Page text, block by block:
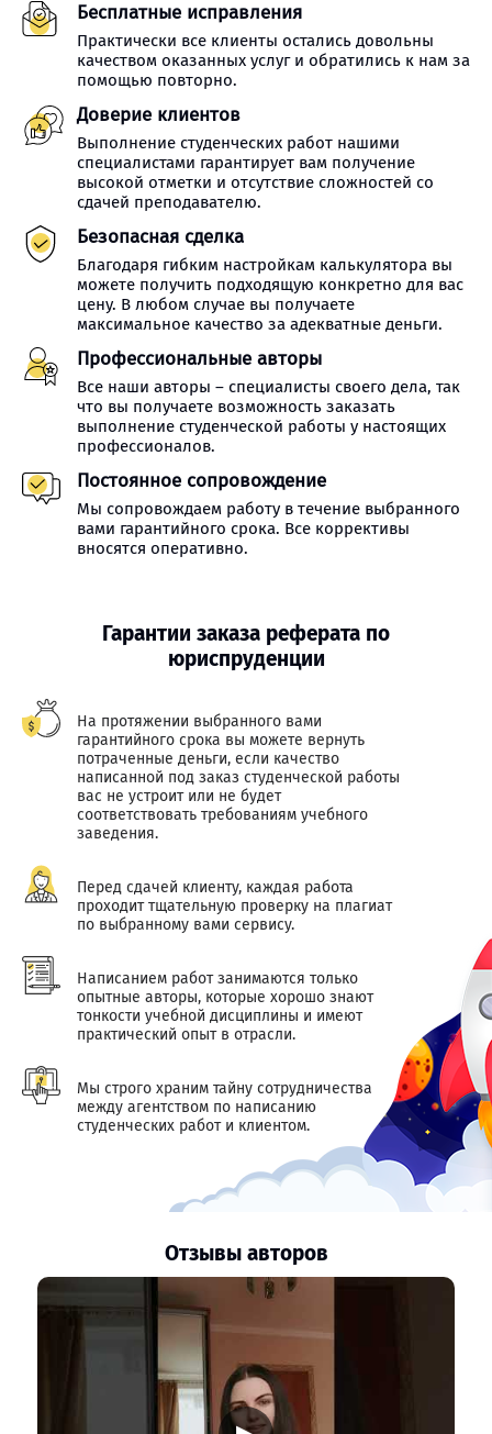
Бесплатные исправления
Практически все клиенты остались довольны
качеством оказанных услуг и обратились к нам за
помощью повторно.
Доверие клиентов
Выполнение студенческих работ нашими
специалистами гарантирует вам получение
высокой отметки и отсутствие сложностей со
сдачей преподавателю.
Безопасная сделка
Благодаря гибким настройкам калькулятора вы
можете получить подходящую конкретно для вас
цену. В любом случае вы получаете
максимальное качество за адекватные деньги.
Профессиональные авторы
Все наши авторы – специалисты своего дела, так
что вы получаете возможность заказать
выполнение студенческой работы у настоящих
профессионалов.
Постоянное сопровождение
Мы сопровождаем работу в течение выбранного
вами гарантийного срока. Все коррективы
вносятся оперативно.
Гарантии заказа реферата по
юриспруденции
На протяжении выбранного вами
гарантийного срока вы можете вернуть
потраченные деньги, если качество
написанной под заказ студенческой работы
вас не устроит или не будет
соответствовать требованиям учебного
заведения.
Перед сдачей клиенту, каждая работа
проходит тщательную проверку на плагиат
по выбранному вами сервису.
Написанием работ занимаются только
опытные авторы, которые хорошо знают
тонкости учебной дисциплины и имеют
практический опыт в отрасли.
Мы строго храним тайну сотрудничества
между агентством по написанию
студенческих работ и клиентом.
Отзывы авторов